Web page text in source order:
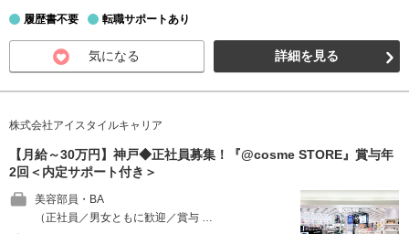
履歴書不要 転職サポートあり
気になる 詳細を見る
株式会社アイスタイルキャリア
【月給～30万円】神戸◆正社員募集！『@cosme STORE』賞与年
2回＜内定サポート付き＞
美容部員・BA
（正社員／男女ともに歓迎／賞与 …